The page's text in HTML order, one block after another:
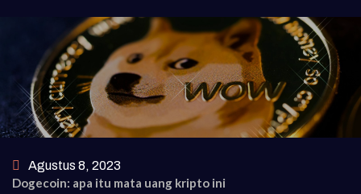
Agustus 8, 2023
Dogecoin: apa itu mata uang kripto ini